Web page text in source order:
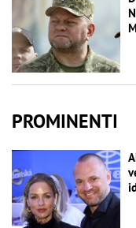
PROMINENTI